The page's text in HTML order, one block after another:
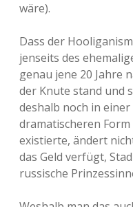
wäre).
Dass der
jenseits des
genau jene 20 Jahre
der Knute stand und
deshalb noch in
dramatischeren
existierte, ändert
das Geld verfügt,
russische